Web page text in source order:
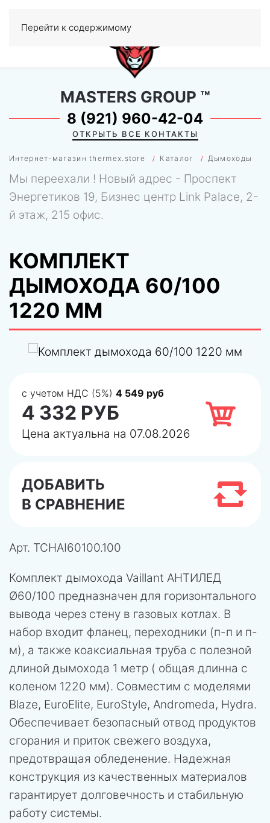
Перейти к содержимому
0
Интернет-магазин thermex.store Каталог Дымоходы
MASTERS GROUP ™
8 (921) 960-42-04
ОТКРЫТЬ ВСЕ КОНТАКТЫ
Мы переехали ! Новый адрес - Проспект
Энергетиков 19, Бизнес центр Link Palace, 2-
й этаж, 215 офис.
КОМПЛЕКТ
ДЫМОХОДА 60/100
1220 ММ
с учетом НДС (5%) 4 549 руб
4 332 РУБ
Цена актуальна на 07.08.2026
ДОБАВИТЬ
В СРАВНЕНИЕ
Арт. TCHAI60100.100
Комплект дымохода Vaillant АНТИЛЕД
Ø60/100 предназначен для горизонтального
вывода через стену в газовых котлах. В
набор входит фланец, переходники (п-п и п-
м), а также коаксиальная труба с полезной
длиной дымохода 1 метр ( общая длинна с
коленом 1220 мм). Совместим с моделями
Blaze, EuroElite, EuroStyle, Andromeda, Hydra.
Обеспечивает безопасный отвод продуктов
сгорания и приток свежего воздуха,
предотвращая обледенение. Надежная
конструкция из качественных материалов
гарантирует долговечность и стабильную
работу системы.